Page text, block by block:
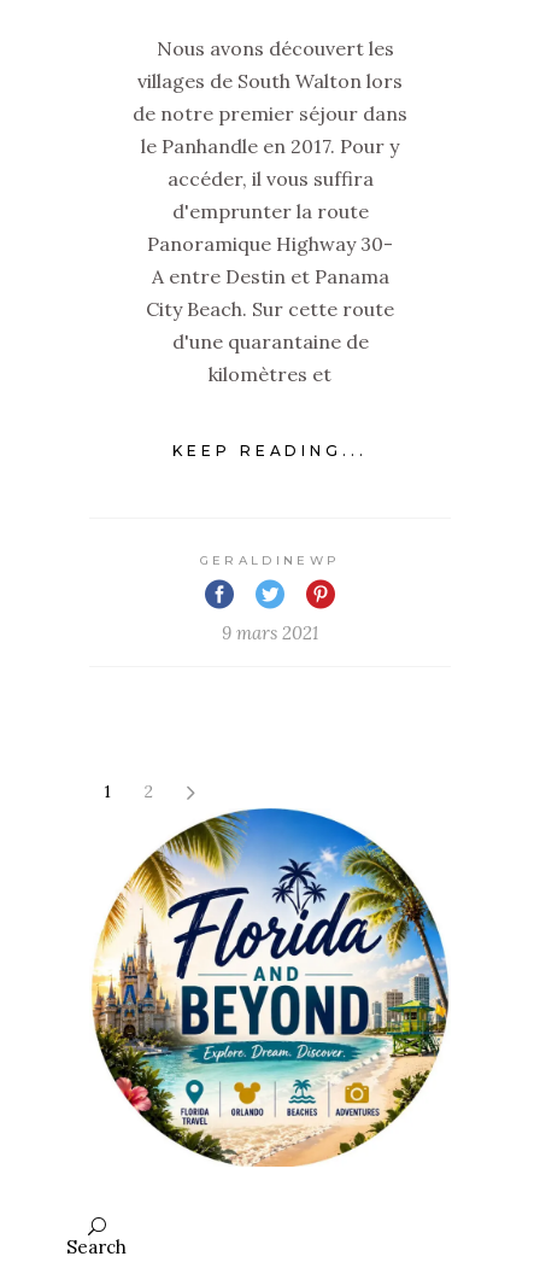
Nous avons découvert les
villages de South Walton lors
de notre premier séjour dans
le Panhandle en 2017. Pour y
accéder, il vous suffira
d'emprunter la route
Panoramique Highway 30-
A entre Destin et Panama
City Beach. Sur cette route
d'une quarantaine de
kilomètres et
KEEP READING...
GERALDINEWP
9 mars 2021
1 2
Search